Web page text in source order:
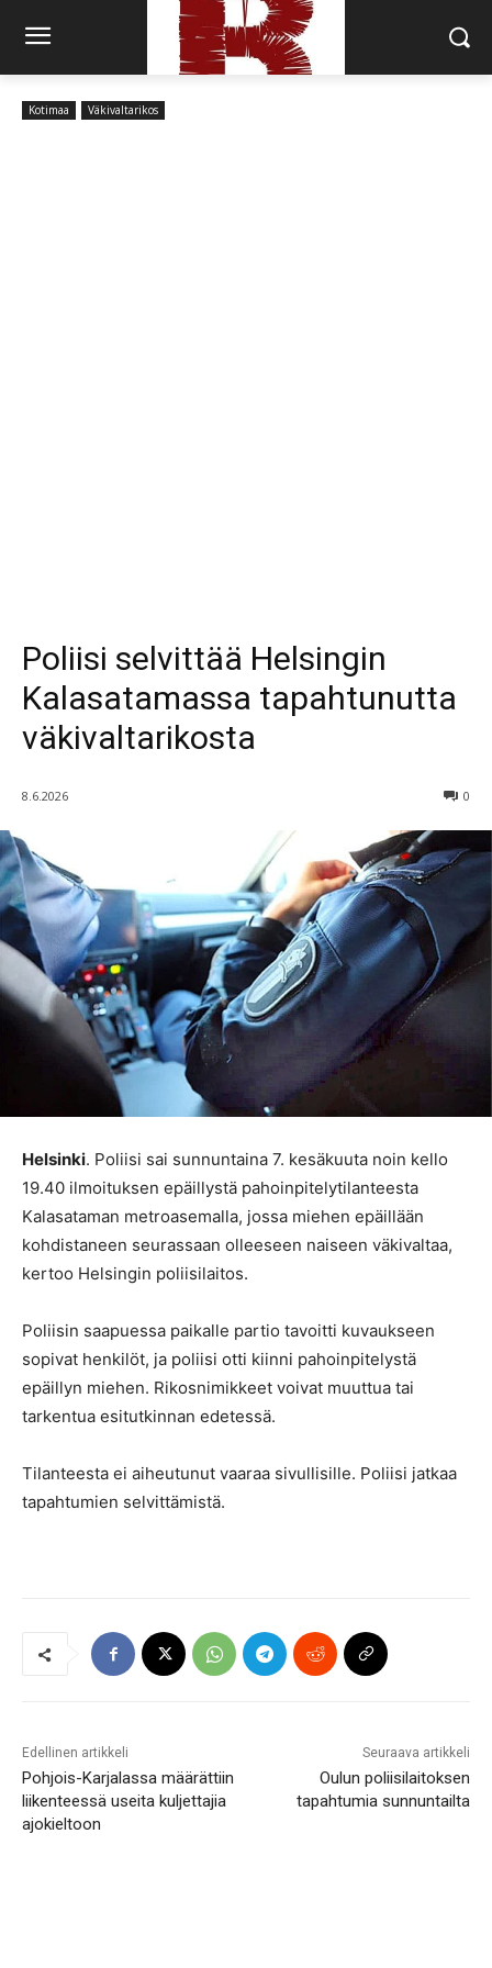
Kotimaa Väkivaltarikos
Poliisi selvittää Helsingin
Kalasatamassa tapahtunutta
väkivaltarikosta
8.6.2026 0
Helsinki. Poliisi sai sunnuntaina 7. kesäkuuta noin kello
19.40 ilmoituksen epäillystä pahoinpitelytilanteesta
Kalasataman metroasemalla, jossa miehen epäillään
kohdistaneen seurassaan olleeseen naiseen väkivaltaa,
kertoo Helsingin poliisilaitos.
Poliisin saapuessa paikalle partio tavoitti kuvaukseen
sopivat henkilöt, ja poliisi otti kiinni pahoinpitelystä
epäillyn miehen. Rikosnimikkeet voivat muuttua tai
tarkentua esitutkinnan edetessä.
Tilanteesta ei aiheutunut vaaraa sivullisille. Poliisi jatkaa
tapahtumien selvittämistä.
Edellinen artikkeli
Pohjois-Karjalassa määrättiin
liikenteessä useita kuljettajia
ajokieltoon
Seuraava artikkeli
Oulun poliisilaitoksen
tapahtumia sunnuntailta